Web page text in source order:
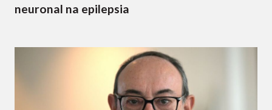
neuronal na epilepsia